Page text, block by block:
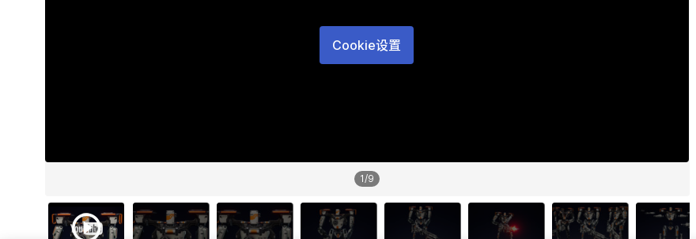
Cookie设置
1/9